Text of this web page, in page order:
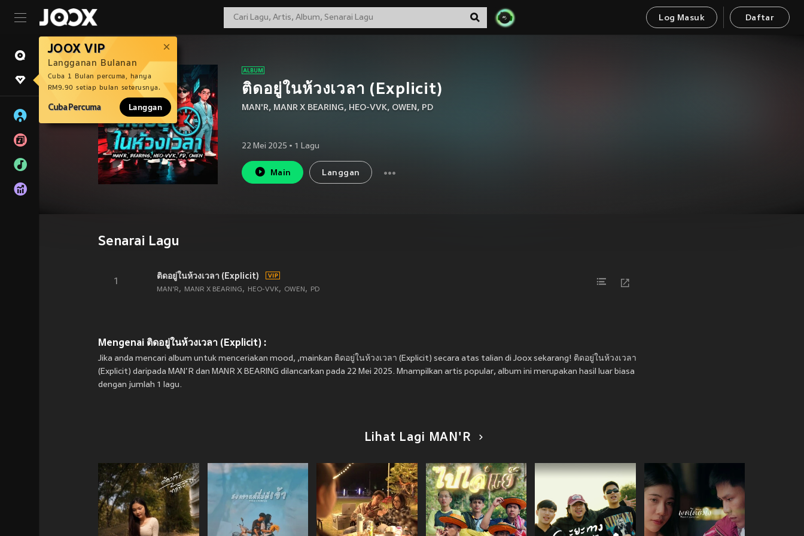
Log Masuk Daftar
JOOX VIP
Langganan Bulanan
Cuba 1 Bulan percuma, hanya
RM9.90 setiap bulan seterusnya.
Cuba Percuma Langgan
ติดอยู่ในห้วงเวลา (Explicit)
MAN'R, MANR X BEARING, HEO-VVK, OWEN, PD
22 Mei 2025 • 1 Lagu
Main Langgan
Senarai Lagu
1
ติดอยู่ในห้วงเวลา (Explicit)
MAN'R MANR X BEARING HEO-VVK OWEN PD
Mengenai ติดอยู่ในห้วงเวลา (Explicit) :
Jika anda mencari album untuk menceriakan mood, ,mainkan ติดอยู่ในห้วงเวลา (Explicit) secara atas talian di Joox sekarang! ติดอยู่ในห้วงเวลา
(Explicit) daripada MAN'R dan MANR X BEARING dilancarkan pada 22 Mei 2025. Mnampilkan artis popular, album ini merupakan hasil luar biasa
dengan jumlah 1 lagu.
Lihat Lagi MAN'R